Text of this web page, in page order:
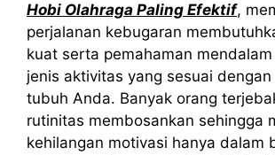
Hobi Olahraga Paling Efektif,
perjalanan kebugaran
kuat serta pemahaman
jenis aktivitas yang sesuai
tubuh Anda. Banyak orang
rutinitas membosankan sehingga
kehilangan motivasi hanya dalam